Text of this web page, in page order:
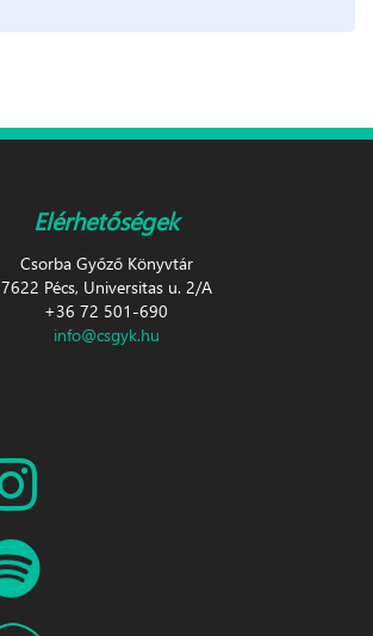
Elérhetőségek
Csorba Győző Könyvtár
7622 Pécs, Universitas u. 2/A
+36 72 501-690
info@csgyk.hu